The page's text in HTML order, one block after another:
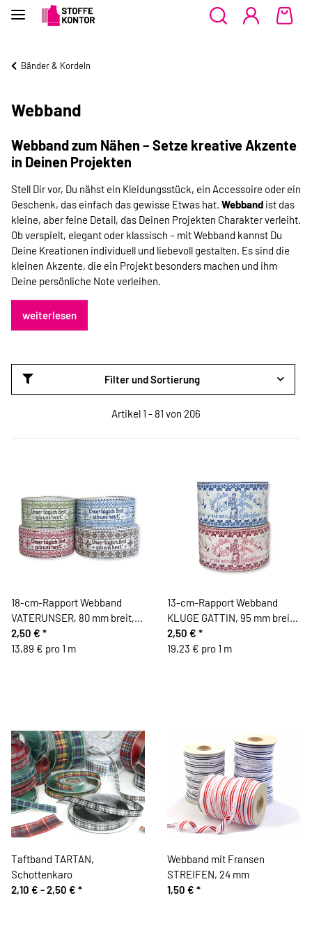
Bänder & Kordeln
Webband
Webband zum Nähen – Setze kreative Akzente
in Deinen Projekten
Stell Dir vor, Du nähst ein Kleidungsstück, ein Accessoire oder ein
Geschenk, das einfach das gewisse Etwas hat. Webband ist das
kleine, aber feine Detail, das Deinen Projekten Charakter verleiht.
Ob verspielt, elegant oder klassisch – mit Webband kannst Du
Deine Kreationen individuell und liebevoll gestalten. Es sind die
kleinen Akzente, die ein Projekt besonders machen und ihm
Deine persönliche Note verleihen.
weiterlesen
Filter und Sortierung
Artikel 1 - 81 von 206
18-cm-Rapport Webband
VATERUNSER, 80 mm breit,
Gebet, Vaupel & Heilenbeck
2,50 € *
13,89 € pro 1 m
13-cm-Rapport Webband
KLUGE GATTIN, 95 mm breit,
Vaupel & Heilenbeck
2,50 € *
19,23 € pro 1 m
Taftband TARTAN,
Schottenkaro
2,10 € -2,50 € *
Webband mit Fransen
STREIFEN, 24 mm
1,50 € *